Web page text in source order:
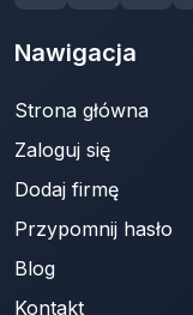
Nawigacja
Strona główna
Zaloguj się
Dodaj firmę
Przypomnij hasło
Blog
Kontakt